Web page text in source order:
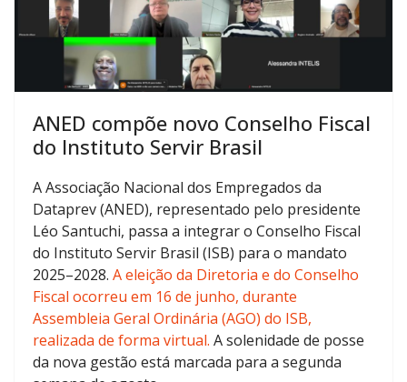
ANED compõe novo Conselho Fiscal
do Instituto Servir Brasil
A Associação Nacional dos Empregados da
Dataprev (ANED), representado pelo presidente
Léo Santuchi, passa a integrar o Conselho Fiscal
do Instituto Servir Brasil (ISB) para o mandato
2025–2028. A eleição da Diretoria e do Conselho
Fiscal ocorreu em 16 de junho, durante
Assembleia Geral Ordinária (AGO) do ISB,
realizada de forma virtual. A solenidade de posse
da nova gestão está marcada para a segunda